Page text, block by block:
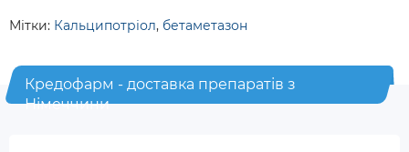
Мітки: Кальципотріол, бетаметазон
Кредофарм - доставка препаратів з
Німеччини